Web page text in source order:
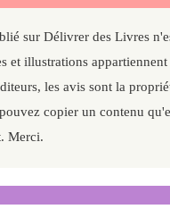
sur Délivrer des Livres
et illustrations
les avis sont la
copier un contenu
Merci.